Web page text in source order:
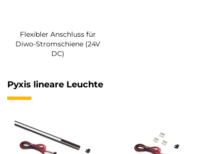
Flexibler Anschluss für
Diwo-Stromschiene (24V
DC)
Pyxis lineare Leuchte